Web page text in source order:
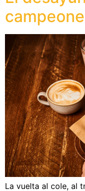
La vuelta al cole, al